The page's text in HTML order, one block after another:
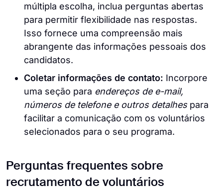
múltipla escolha, inclua perguntas abertas
para permitir flexibilidade nas respostas.
Isso fornece uma compreensão mais
abrangente das informações pessoais dos
candidatos.
Coletar informações de contato: Incorpore
uma seção para endereços de e-mail,
números de telefone e outros detalhespara
facilitar a comunicação com os voluntários
selecionados para o seu programa.
Perguntas frequentes sobre
recrutamento de voluntários